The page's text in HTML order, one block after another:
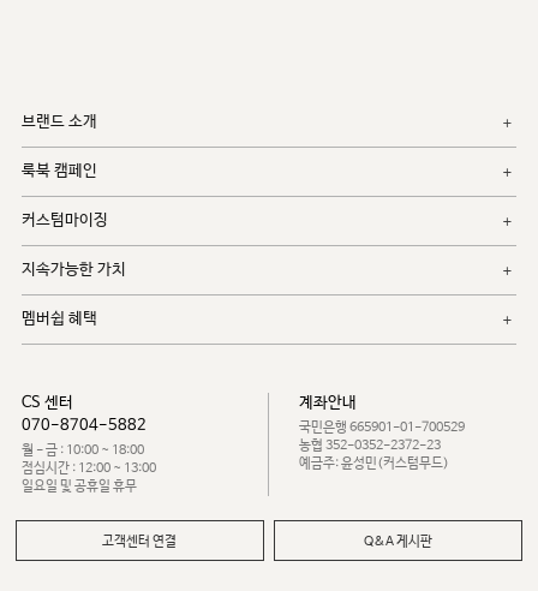
브랜드 소개
룩북 캠페인
커스텀마이징
지속가능한 가치
멤버쉽 혜택
CS 센터
070-8704-5882
월 - 금 : 10:00 ~ 18:00
점심시간 : 12:00 ~ 13:00
일요일 및 공휴일 휴무
계좌안내
국민은행 665901-01-700529
농협 352-0352-2372-23
예금주: 윤성민(커스텀무드)
고객센터 연결 Q&A 게시판